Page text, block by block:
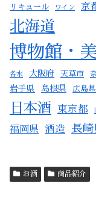
リキュール ワイン 京
北海道
博物館・
名水 大阪府 天草市
岩手県 島根県 広島県
日本酒 東京都
福岡県 酒造 長崎
お酒 商品紹介